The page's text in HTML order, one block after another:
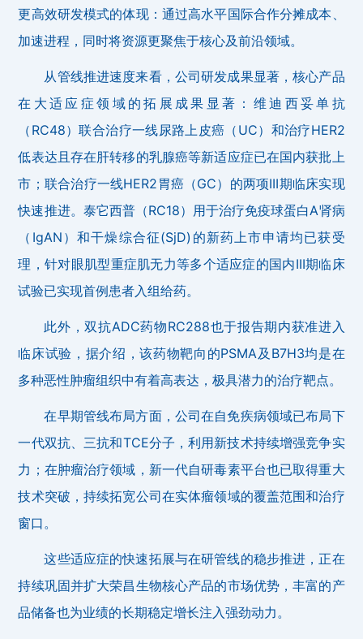
更高效研发模式的体现：通过高水平国际合作分摊成本、
加速进程，同时将资源更聚焦于核心及前沿领域。
从管线推进速度来看，公司研发成果显著，核心产品
在大适应症领域的拓展成果显著：维迪西妥单抗
（RC48）联合治疗一线尿路上皮癌（UC）和治疗HER2
低表达且存在肝转移的乳腺癌等新适应症已在国内获批上
市；联合治疗一线HER2胃癌（GC）的两项III期临床实现
快速推进。泰它西普（RC18）用于治疗免疫球蛋白A肾病
（IgAN）和干燥综合征(SjD)的新药上市申请均已获受
理，针对眼肌型重症肌无力等多个适应症的国内III期临床
试验已实现首例患者入组给药。
此外，双抗ADC药物RC288也于报告期内获准进入
临床试验，据介绍，该药物靶向的PSMA及B7H3均是在
多种恶性肿瘤组织中有着高表达，极具潜力的治疗靶点。
在早期管线布局方面，公司在自免疾病领域已布局下
一代双抗、三抗和TCE分子，利用新技术持续增强竞争实
力；在肿瘤治疗领域，新一代自研毒素平台也已取得重大
技术突破，持续拓宽公司在实体瘤领域的覆盖范围和治疗
窗口。
这些适应症的快速拓展与在研管线的稳步推进，正在
持续巩固并扩大荣昌生物核心产品的市场优势，丰富的产
品储备也为业绩的长期稳定增长注入强劲动力。